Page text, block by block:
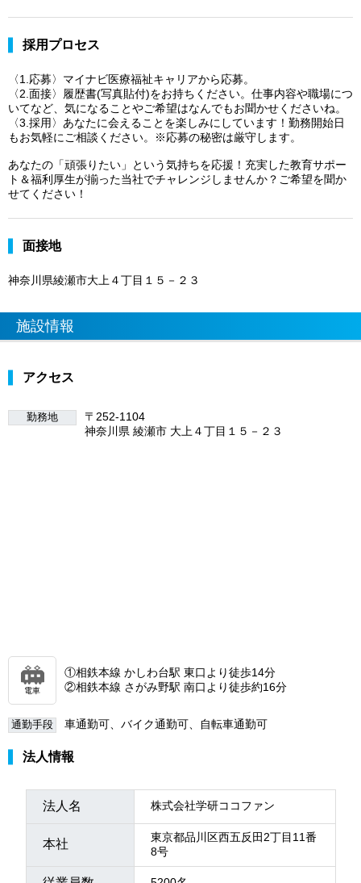
採用プロセス
〈1.応募〉マイナビ医療福祉キャリアから応募。
〈2.面接〉履歴書(写真貼付)をお持ちください。仕事内容や職場につ
いてなど、気になることやご希望はなんでもお聞かせくださいね。
〈3.採用〉あなたに会えることを楽しみにしています！勤務開始日
もお気軽にご相談ください。※応募の秘密は厳守します。
あなたの「頑張りたい」という気持ちを応援！充実した教育サポー
ト＆福利厚生が揃った当社でチャレンジしませんか？ご希望を聞か
せてください！
面接地
神奈川県綾瀬市大上４丁目１５－２３
施設情報
アクセス
勤務地
〒252-1104
神奈川県 綾瀬市 大上４丁目１５－２３
電車
①相鉄本線 かしわ台駅 東口より徒歩14分
②相鉄本線 さがみ野駅 南口より徒歩約16分
通勤手段 車通勤可、バイク通勤可、自転車通勤可
法人情報
法人名 株式会社学研ココファン
本社
東京都品川区西五反田2丁目11番
8号